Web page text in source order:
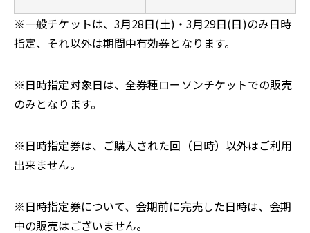
※一般チケットは、3月28日(土)・3月29日(日)のみ日時
指定、それ以外は期間中有効券となります。
※日時指定対象日は、全券種ローソンチケットでの販売
のみとなります。
※日時指定券は、ご購入された回（日時）以外はご利用
出来ません。
※日時指定券について、会期前に完売した日時は、会期
中の販売はございません。